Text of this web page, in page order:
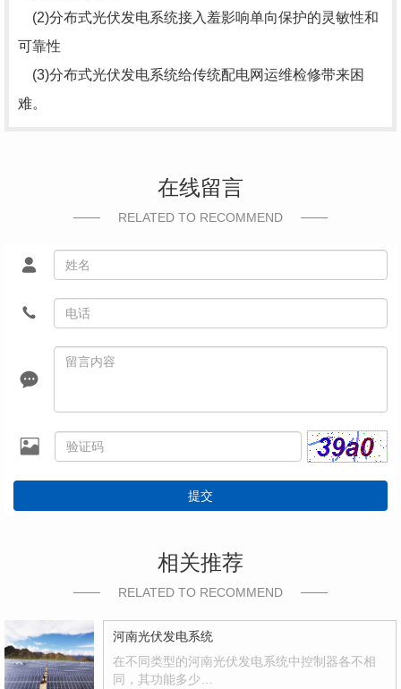
(2)分布式光伏发电系统接入羞影响单向保护的灵敏性和
可靠性
(3)分布式光伏发电系统给传统配电网运维检修带来困
难。
在线留言
RELATED TO RECOMMEND
提交
相关推荐
RELATED TO RECOMMEND
河南光伏发电系统
在不同类型的河南光伏发电系统中控制器各不相
同，其功能多少…